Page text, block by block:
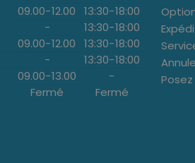
09.00-12.00 13:30-18:00
- 13:30-18:00
09.00-12.00 13:30-18:00
- 13:30-18:00
09.00-13.00
-
Fermé Fermé